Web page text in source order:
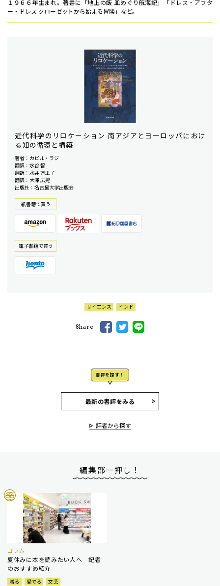
１９６６年生まれ。著書に「地上の飯 皿めぐり航海記」「ドレス・アフタ
ー・ドレス クローゼットから始まる冒険」など。
近代科学のリロケーション 南アジアとヨーロッパにおけ
る知の循環と構築
著者：カピル・ラジ
翻訳：水谷 智
翻訳：水井 万里子
翻訳：大澤 広晃
出版社：名古屋大学出版会
紙書籍で買う
電⼦書籍で買う
サイエンス インド
Share
書評を探す！
最新の書評をみる
評者から探す
編集部一押し！
コラム
夏休みに本を読みたい人へ 記者
のおすすめ紹介
贈る 愛でる
文芸